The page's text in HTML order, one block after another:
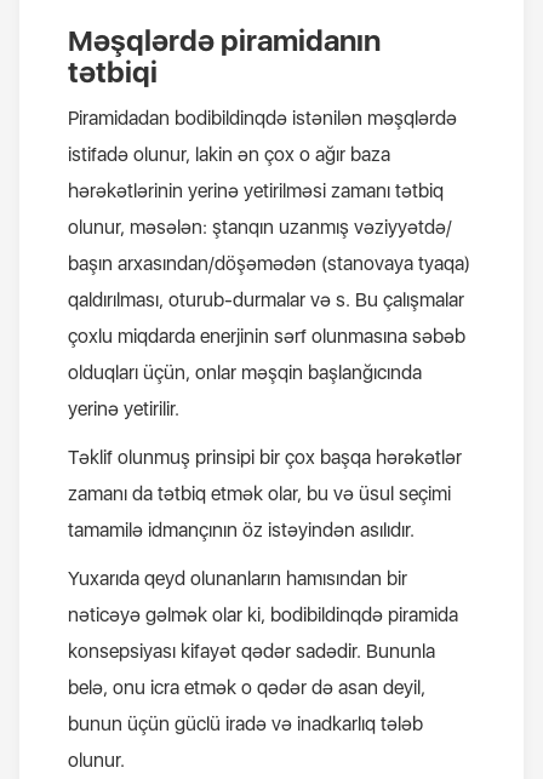
Məşqlərdə piramidanın
tətbiqi
Piramidadan bodibildinqdə istənilən məşqlərdə
istifadə olunur, lakin ən çox o ağır baza
hərəkətlərinin yerinə yetirilməsi zamanı tətbiq
olunur, məsələn: ştanqın uzanmış vəziyyətdə/
başın arxasından/döşəmədən (stanovaya tyaqa)
qaldırılması, oturub-durmalar və s. Bu çalışmalar
çoxlu miqdarda enerjinin sərf olunmasına səbəb
olduqları üçün, onlar məşqin başlanğıcında
yerinə yetirilir.
Təklif olunmuş prinsipi bir çox başqa hərəkətlər
zamanı da tətbiq etmək olar, bu və üsul seçimi
tamamilə idmançının öz istəyindən asılıdır.
Yuxarıda qeyd olunanların hamısından bir
nəticəyə gəlmək olar ki, bodibildinqdə piramida
konsepsiyası kifayət qədər sadədir. Bununla
belə, onu icra etmək o qədər də asan deyil,
bunun üçün güclü iradə və inadkarlıq tələb
olunur.